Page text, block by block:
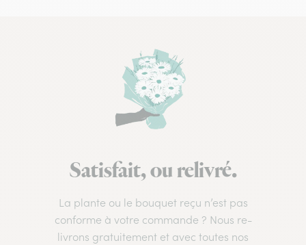
Satisfait, ou relivré.
La plante ou le bouquet reçu n’est pas
conforme à votre commande ? Nous re-
livrons gratuitement et avec toutes nos